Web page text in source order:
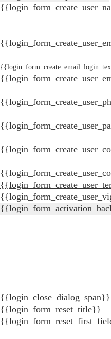
{{login_close_dialog_span}}
{{login_form_reset_title}}